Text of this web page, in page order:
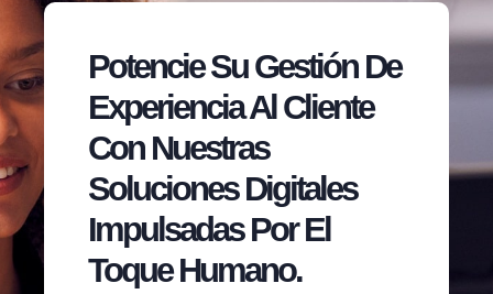
Potencie Su Gestión De
Experiencia Al Cliente
Con Nuestras
Soluciones Digitales
Impulsadas Por El
Toque Humano.